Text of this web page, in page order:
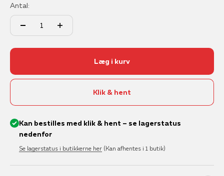
Antal:
Læg i kurv
Klik & hent
Kan bestilles med klik & hent – se lagerstatus
nedenfor
Se lagerstatus i butikkerne her (Kan afhentes i 1 butik)